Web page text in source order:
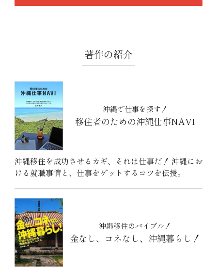
著作の紹介
沖縄で仕事を探す！
移住者のための沖縄仕事NAVI
沖縄移住を成功させるカギ、それは仕事だ！ 沖縄にお
ける就職事情と、仕事をゲットするコツを伝授。
沖縄移住のバイブル！
金なし、コネなし、沖縄暮らし！